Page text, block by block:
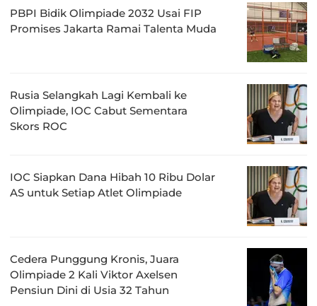
PBPI Bidik Olimpiade 2032 Usai FIP
Promises Jakarta Ramai Talenta Muda
Rusia Selangkah Lagi Kembali ke
Olimpiade, IOC Cabut Sementara
Skors ROC
IOC Siapkan Dana Hibah 10 Ribu Dolar
AS untuk Setiap Atlet Olimpiade
Cedera Punggung Kronis, Juara
Olimpiade 2 Kali Viktor Axelsen
Pensiun Dini di Usia 32 Tahun